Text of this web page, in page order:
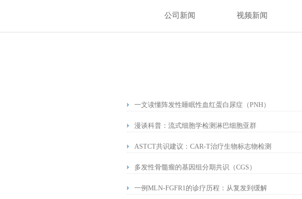
公司新闻 视频新闻
一文读懂阵发性睡眠性血红蛋白尿症（PNH）
漫谈科普：流式细胞学检测淋巴细胞亚群
ASTCT共识建议：CAR-T治疗生物标志物检测
多发性骨髓瘤的基因组分期共识（CGS）
一例MLN-FGFR1的诊疗历程：从复发到缓解